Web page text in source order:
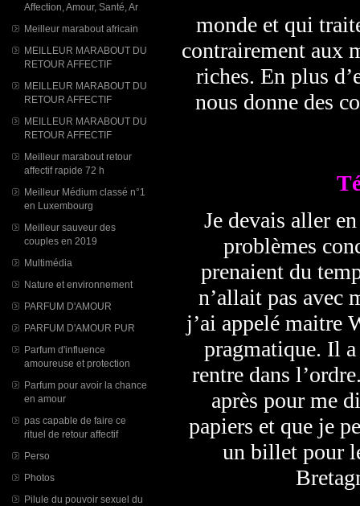
Affection, Amour, Santé, Ar
Meilleur marabout africain
MEILLEUR MARABOUT DU
RETOUR AFFECTIF
MEILLEUR MARABOUT DU
RETOUR AFFECTIF
MEILLEUR MARABOUT DU
RETOUR AFFECTIF
Meilleur marabout retour
affectif rapide 72 h
Meilleur Médium classé n°1
en Luxembourg
Meilleur sauveur des
couples en 2019
Multimédia
Nature et environnement
PARFUM D'AMOUR
PARFUM D'AMOUR PUR
Parfum d'influence
amoureuse et protection
Parfum pour avoir la chance
en amour
pas capable de faire ce
rituel de retour affectif
Perso
Photos
Pilule du pouvoir sexuel du
monde et qui
contrairement aux
riches. En plus
nous donne des
Je devais aller
problèmes
prenaient du
n’allait pas avec
j’ai appelé maitre
pragmatique. Il
rentre dans
après pour me
papiers et que je
un billet pour